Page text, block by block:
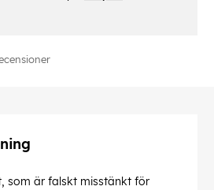
som är falskt misstänkt för